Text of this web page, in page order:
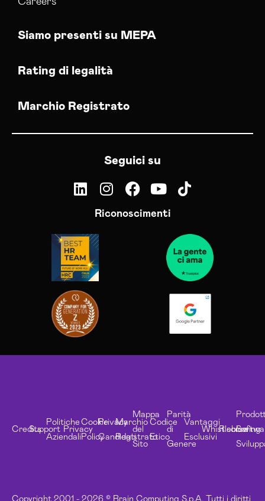
Siamo presenti su MEPA
Rating di legalità
Marchio Registrato
Seguici su
Riconoscimenti
Copyright 2001 - 2026 © Brain Computing S.p.A. Tutti i diritti
CreditsSupport
Politiche
Aziendali
Privacy
Cookie
Policy
Privacy
Candidati
Marchio
Registrato
Mappa
del
Sito
Codice
Etico
Parità
di
Genere
Vantaggi
Esclusivi
Whistleblowing
Risorse